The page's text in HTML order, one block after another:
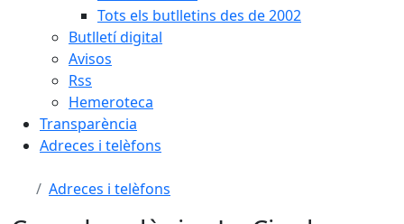
Tots els butlletins des de 2002
Butlletí digital
Avisos
Rss
Hemeroteca
Transparència
Adreces i telèfons
Adreces i telèfons